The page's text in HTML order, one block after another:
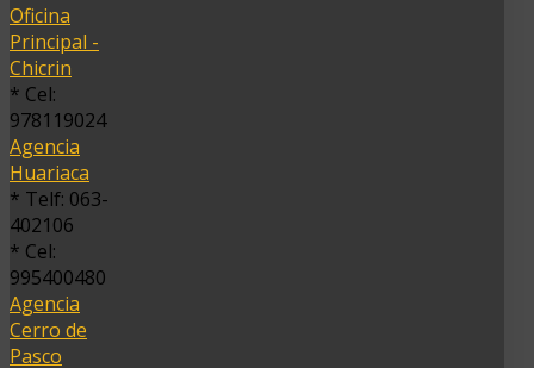
Oficina
Principal -
Chicrin
* Cel:
978119024
Agencia
Huariaca
* Telf: 063-
402106
* Cel:
995400480
Agencia
Cerro de
Pasco